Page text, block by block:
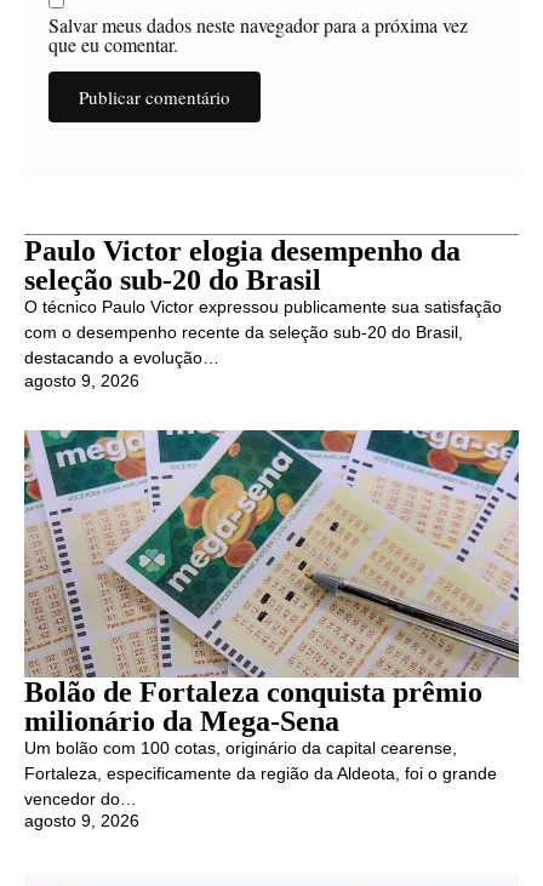
Salvar meus dados neste navegador para a próxima vez
que eu comentar.
Paulo Victor elogia desempenho da
seleção sub-20 do Brasil
O técnico Paulo Victor expressou publicamente sua satisfação
com o desempenho recente da seleção sub-20 do Brasil,
destacando a evolução…
agosto 9, 2026
Bolão de Fortaleza conquista prêmio
milionário da Mega-Sena
Um bolão com 100 cotas, originário da capital cearense,
Fortaleza, especificamente da região da Aldeota, foi o grande
vencedor do…
agosto 9, 2026